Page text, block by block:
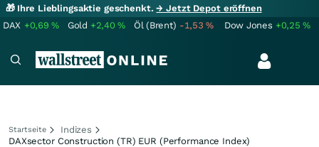
🎁 Ihre Lieblingsaktie geschenkt.→ Jetzt Depot eröffnen
DAX +0,69% Gold +2,40% Öl (Brent) -1,53% Dow Jones +0,25%
Startseite
Indizes
DAXsector Construction (TR) EUR (Performance Index)